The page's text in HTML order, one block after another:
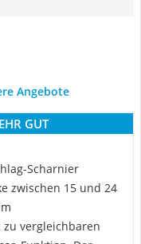
Angebote
GUT
Scharnier
zwischen 15 und 24
vergleichbaren